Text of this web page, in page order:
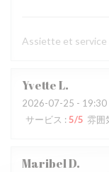
Assiette et service
YvetteL
2026-07-25 - 19:30
サービス : 5/5 雰囲
MaribelD